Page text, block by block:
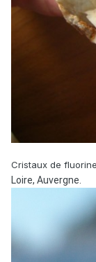
Cristaux de
Loire, Auvergne.